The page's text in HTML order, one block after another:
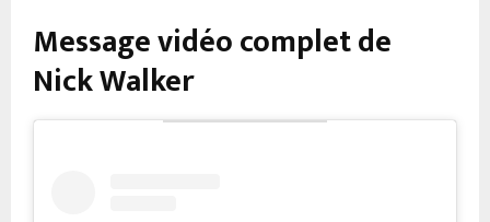
Message vidéo complet de
Nick Walker